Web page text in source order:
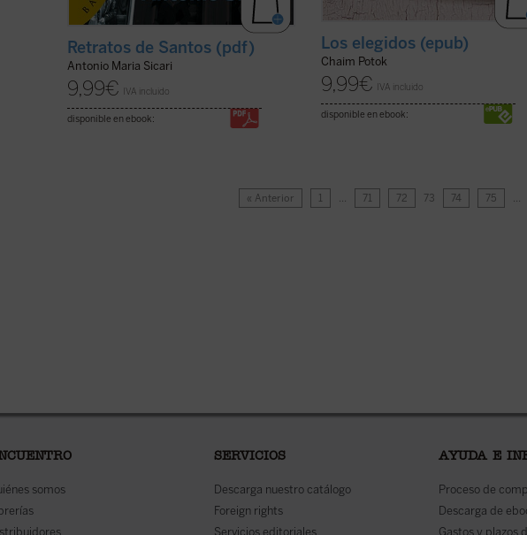
Retratos de Santos (pdf)
Antonio Maria Sicari
9,99€ IVA incluido
disponible en ebook:
Los elegidos (epub)
Chaim Potok
9,99€ IVA incluido
disponible en ebook:
« Anterior 1 … 71 72 73 74 75 …
somos
SERVICIOS
Descarga nuestro catálogo
Foreign rights
Servicios editoriales
AYUDA E
Proceso de
Descarga de
Gastos y plazos